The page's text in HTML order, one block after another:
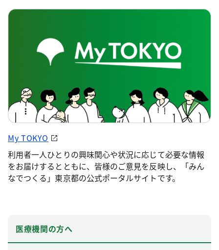
My TOKYO
利用者一人ひとりの興味関心や状況に応じて必要な情報
をお届けするとともに、皆様のご意見を反映し、「みん
なでつくる」東京都の公式ポータルサイトです。
医療機関の方へ